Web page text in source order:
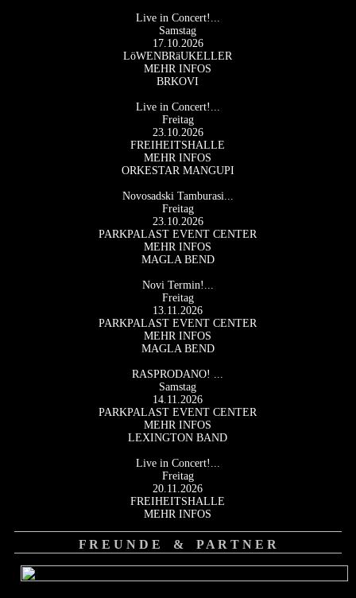
Live in Concert!...
Samstag
17.10.2026
LöWENBRäUKELLER
MEHR INFOS
BRKOVI
Live in Concert!...
Freitag
23.10.2026
FREIHEITSHALLE
MEHR INFOS
ORKESTAR MANGUPI
Novosadski Tamburasi...
Freitag
23.10.2026
PARKPALAST EVENT CENTER
MEHR INFOS
MAGLA BEND
Novi Termin!...
Freitag
13.11.2026
PARKPALAST EVENT CENTER
MEHR INFOS
MAGLA BEND
RASPRODANO! ...
Samstag
14.11.2026
PARKPALAST EVENT CENTER
MEHR INFOS
LEXINGTON BAND
Live in Concert!...
Freitag
20.11.2026
FREIHEITSHALLE
MEHR INFOS
F R E U N D E & P A R T N E R